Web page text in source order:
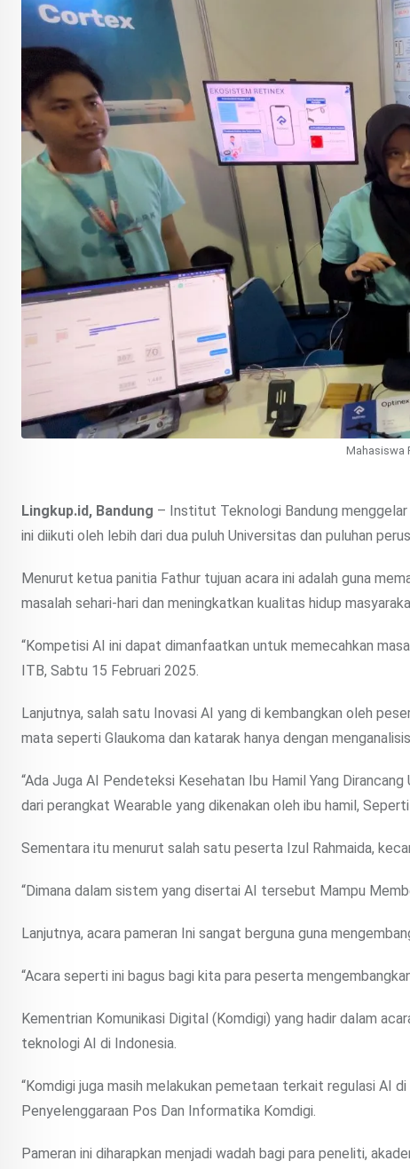
Mahasiswa
Lingkup.id, Bandung – Institut Teknologi Bandung
ini diikuti oleh lebih dari dua puluh Universitas dan puluhan
Menurut ketua panitia Fathur tujuan acara ini adalah guna
masalah sehari-hari dan meningkatkan kualitas hidup
“Kompetisi AI ini dapat dimanfaatkan untuk memecahkan
ITB, Sabtu 15 Februari 2025.
Lanjutnya, salah satu Inovasi AI yang di kembangkan oleh
mata seperti Glaukoma dan katarak hanya dengan
“Ada Juga AI Pendeteksi Kesehatan Ibu Hamil Yang
dari perangkat Wearable yang dikenakan oleh ibu hamil,
Sementara itu menurut salah satu peserta Izul Rahmaida,
“Dimana dalam sistem yang disertai AI tersebut Mampu
Lanjutnya, acara pameran Ini sangat berguna guna
“Acara seperti ini bagus bagi kita para peserta
Kementrian Komunikasi Digital (Komdigi) yang hadir dalam
teknologi AI di Indonesia.
“Komdigi juga masih melakukan pemetaan terkait regulasi AI
Penyelenggaraan Pos Dan Informatika Komdigi.
Pameran ini diharapkan menjadi wadah bagi para peneliti,